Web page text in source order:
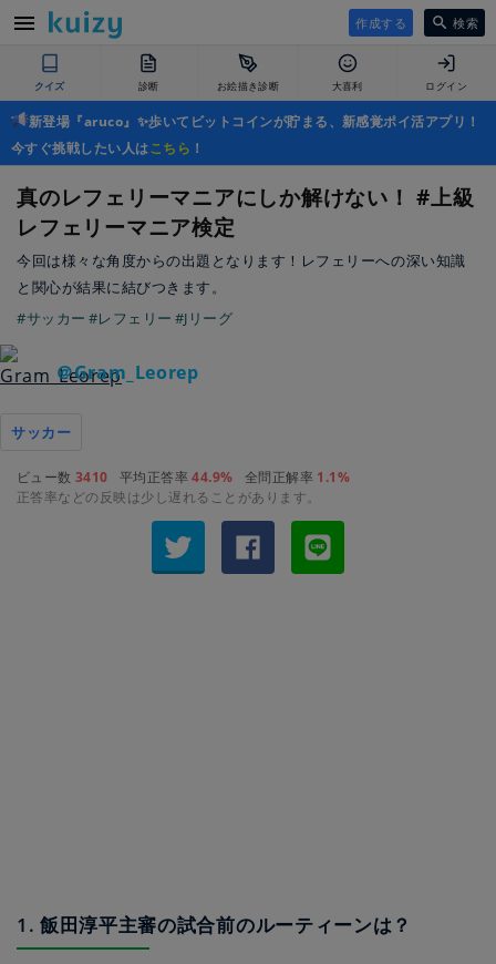
作成する 検索
クイズ 診断 お絵描き診断 大喜利 ログイン
新登場『aruco』✨歩いてビットコインが貯まる、新感覚ポイ活アプリ！
今すぐ挑戦したい人はこちら ！
真のレフェリーマニアにしか解けない！ #上級
レフェリーマニア検定
今回は様々な角度からの出題となります！レフェリーへの深い知識
と関心が結果に結びつきます。
#サッカー #レフェリー #Jリーグ
＠Gram_Leorep
サッカー
ビュー数 3410 平均正答率44.9% 全問正解率 1.1%
正答率などの反映は少し遅れることがあります。
1. 飯田淳平主審の試合前のルーティーンは？